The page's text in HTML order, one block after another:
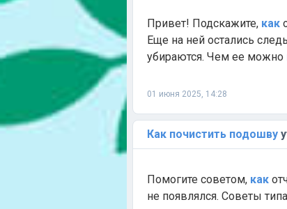
Привет! Подскажите, как
Еще на ней остались
убираются. Чем ее можно
01 июня 2025, 14:28
Как почистить подошву
Помогите советом, как
не появлялся. Советы типа